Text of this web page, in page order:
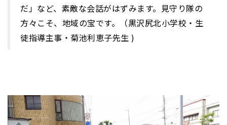
だ」など、素敵な会話がはずみます。見守り隊の
方々こそ、地域の宝です。（黒沢尻北小学校・生
徒指導主事・菊池利恵子先生 )